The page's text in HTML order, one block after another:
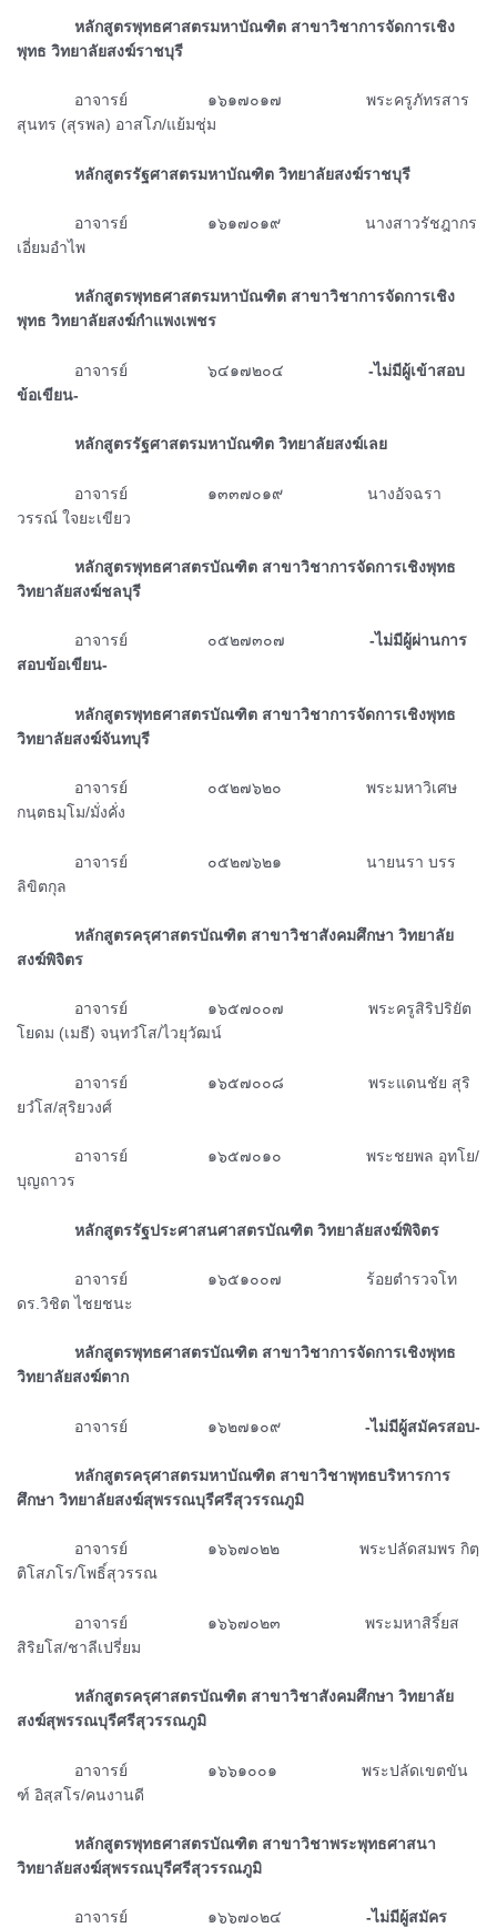
ᅠᅠᅠᅠหลักสูตรพุทธศาสตรมหาบัณฑิต สาขาวิชาการจัดการเชิง
พุทธ วิทยาลัยสงฆ์ราชบุรี
ᅠᅠᅠᅠอาจารย์ ๑๖๑๗๐๑๗
พระครูภัทรสาร
สุนทร (สุรพล) อาสโภ/แย้มชุ่ม
ᅠᅠᅠᅠหลักสูตรรัฐศาสตรมหาบัณฑิต วิทยาลัยสงฆ์ราชบุรี
ᅠᅠᅠᅠอาจารย์ ๑๖๑๗๐๑๙
นางสาวรัชฎากร
เอี่ยมอำไพ
ᅠᅠᅠᅠหลักสูตรพุทธศาสตรมหาบัณฑิต สาขาวิชาการจัดการเชิง
พุทธ วิทยาลัยสงฆ์กำแพงเพชร
ᅠᅠᅠᅠอาจารย์ ๖๔๑๗๒๐๔
-ไม่มีผู้เข้าสอบ
ข้อเขียน-
ᅠᅠᅠᅠหลักสูตรรัฐศาสตรมหาบัณฑิต วิทยาลัยสงฆ์เลย
ᅠᅠᅠᅠอาจารย์ ๑๓๓๗๐๑๙
นางอัจฉรา
วรรณ์ ใจยะเขียว
ᅠᅠᅠᅠหลักสูตรพุทธศาสตรบัณฑิต สาขาวิชาการจัดการเชิงพุทธ
วิทยาลัยสงฆ์ชลบุรี
ᅠᅠᅠᅠอาจารย์ ๐๕๒๗๓๐๗
-ไม่มีผู้ผ่านการ
สอบข้อเขียน-
ᅠᅠᅠᅠหลักสูตรพุทธศาสตรบัณฑิต สาขาวิชาการจัดการเชิงพุทธ
วิทยาลัยสงฆ์จันทบุรี
ᅠᅠᅠᅠอาจารย์ ๐๕๒๗๖๒๐ พระมหาวิเศษ
กนฺตธมฺโม/มั่งคั่ง
ᅠᅠᅠᅠอาจารย์ ๐๕๒๗๖๒๑ นายนรา บรร
ลิขิตกุล
ᅠᅠᅠᅠหลักสูตรครุศาสตรบัณฑิต สาขาวิชาสังคมศึกษา วิทยาลัย
สงฆ์พิจิตร
ᅠᅠᅠᅠอาจารย์ ๑๖๕๗๐๐๗
พระครูสิริปริยัต
โยดม (เมธี) จนฺทวํโส/ไวยุวัฒน์
ᅠᅠᅠᅠอาจารย์ ๑๖๕๗๐๐๘ พระแดนชัย สุริ
ยวํโส/สุริยวงศ์
ᅠᅠᅠᅠอาจารย์ ๑๖๕๗๐๑๐ พระชยพล อุทโย/
บุญถาวร
ᅠᅠᅠᅠหลักสูตรรัฐประศาสนศาสตรบัณฑิต วิทยาลัยสงฆ์พิจิตร
ᅠᅠᅠᅠอาจารย์ ๑๖๕๑๐๐๗ ร้อยตำรวจโท
ดร.วิชิต ไชยชนะ
ᅠᅠᅠᅠหลักสูตรพุทธศาสตรบัณฑิต สาขาวิชาการจัดการเชิงพุทธ
วิทยาลัยสงฆ์ตาก
ᅠᅠᅠᅠอาจารย์ ๑๖๒๗๑๐๙ -ไม่มีผู้สมัครสอบ-
ᅠᅠᅠᅠหลักสูตรครุศาสตรมหาบัณฑิต สาขาวิชาพุทธบริหารการ
ศึกษา วิทยาลัยสงฆ์สุพรรณบุรีศรีสุวรรณภูมิ
ᅠᅠᅠᅠอาจารย์ ๑๖๖๗๐๒๒ พระปลัดสมพร กิตฺ
ติโสภโร/โพธิ์สุวรรณ
ᅠᅠᅠᅠอาจารย์ ๑๖๖๗๐๒๓ พระมหาสิริ์ยส
สิริยโส/ชาลีเปรี่ยม
ᅠᅠᅠᅠหลักสูตรครุศาสตรบัณฑิต สาขาวิชาสังคมศึกษา วิทยาลัย
สงฆ์สุพรรณบุรีศรีสุวรรณภูมิ
ᅠᅠᅠᅠอาจารย์ ๑๖๖๑๐๐๑ พระปลัดเขตขัน
ฑ์ อิสฺสโร/คนงานดี
ᅠᅠᅠᅠหลักสูตรพุทธศาสตรบัณฑิต สาขาวิชาพระพุทธศาสนา
วิทยาลัยสงฆ์สุพรรณบุรีศรีสุวรรณภูมิ
ᅠᅠᅠᅠอาจารย์ ๑๖๖๗๐๒๔ -ไม่มีผู้สมัคร